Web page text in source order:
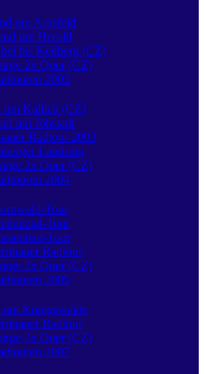
um Arnsfeld
um Herold
bis Keilberg (CZ)
2x Quer (CZ)
2003
um Kallich (CZ)
um Jöhstadt
Radtour 2003
Landring
2x Quer (CZ)
2004
Tour
Tour
Tour
Radtour
2x Quer (CZ)
2005
um Königswalde
Radtour
2x Quer (CZ)
2007